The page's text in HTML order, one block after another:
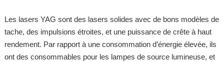
Les lasers YAG sont des lasers solides avec de bons modèles de
tache, des impulsions étroites, et une puissance de crête à haut
rendement. Par rapport à une consommation d’énergie élevée, ils
ont des consommables pour les lampes de source lumineuse, et